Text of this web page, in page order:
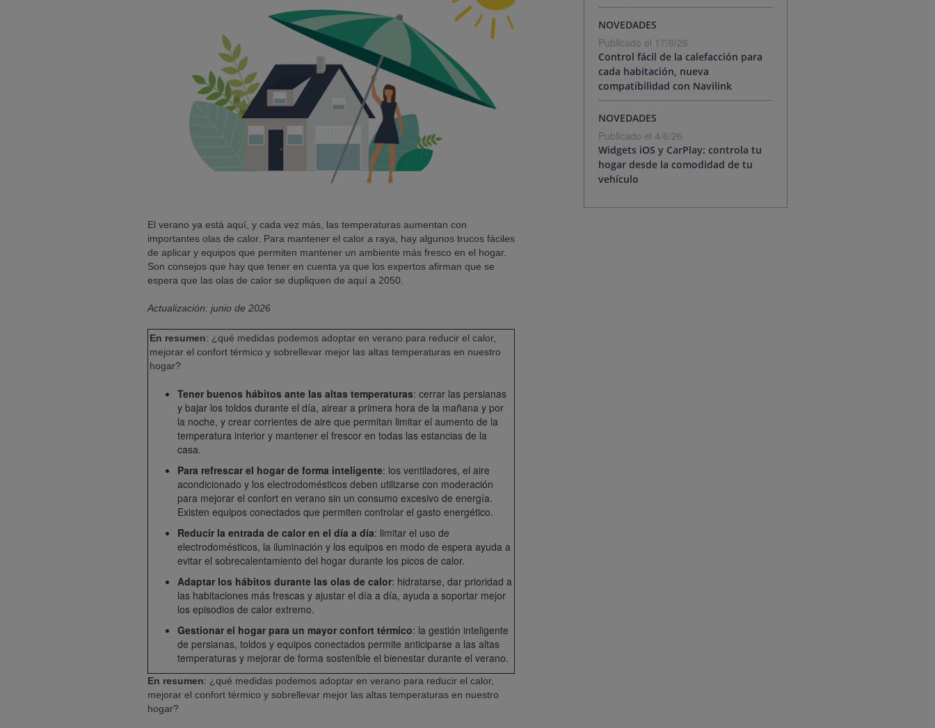
El verano ya está aquí, y cada vez más, las temperaturas aumentan con
importantes olas de calor. Para mantener el calor a raya, hay algunos trucos fáciles
de aplicar y equipos que permiten mantener un ambiente más fresco en el hogar.
Son consejos que hay que tener en cuenta ya que los expertos afirman que se
espera que las olas de calor se dupliquen de aquí a 2050.
Actualización: junio de 2026
En resumen: ¿qué medidas podemos adoptar en verano para reducir el calor,
mejorar el confort térmico y sobrellevar mejor las altas temperaturas en nuestro
hogar?
Tener buenos hábitos ante las altas temperaturas: cerrar las persianas
y bajar los toldos durante el día, airear a primera hora de la mañana y por
la noche, y crear corrientes de aire que permitan limitar el aumento de la
temperatura interior y mantener el frescor en todas las estancias de la
casa.
Para refrescar el hogar de forma inteligente: los ventiladores, el aire
acondicionado y los electrodomésticos deben utilizarse con moderación
para mejorar el confort en verano sin un consumo excesivo de energía.
Existen equipos conectados que permiten controlar el gasto energético.
Reducir la entrada de calor en el día a día: limitar el uso de
electrodomésticos, la iluminación y los equipos en modo de espera ayuda a
evitar el sobrecalentamiento del hogar durante los picos de calor.
Adaptar los hábitos durante las olas de calor: hidratarse, dar prioridad a
las habitaciones más frescas y ajustar el día a día, ayuda a soportar mejor
los episodios de calor extremo.
Gestionar el hogar para un mayor confort térmico: la gestión inteligente
de persianas, toldos y equipos conectados permite anticiparse a las altas
temperaturas y mejorar de forma sostenible el bienestar durante el verano.
En resumen: ¿qué medidas podemos adoptar en verano para reducir el calor,
mejorar el confort térmico y sobrellevar mejor las altas temperaturas en nuestro
hogar?
NOVEDADES
Publicado el 17/6/26
Control fácil de la calefacción para
cada habitación, nueva
compatibilidad con Navilink
NOVEDADES
Publicado el 4/6/26
Widgets iOS y CarPlay: controla tu
hogar desde la comodidad de tu
vehículo